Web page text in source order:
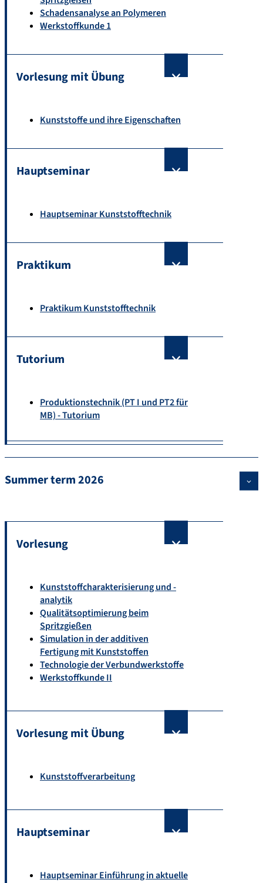
Schadensanalyse an Polymeren
Werkstoffkunde 1
Vorlesung mit Übung
Kunststoffe und ihre Eigenschaften
Hauptseminar
Hauptseminar Kunststofftechnik
Praktikum
Praktikum Kunststofftechnik
Tutorium
Produktionstechnik (PT I und PT2 für
MB) - Tutorium
Summer term 2026
Vorlesung
Kunststoffcharakterisierung und -
analytik
Qualitätsoptimierung beim
Spritzgießen
Simulation in der additiven
Fertigung mit Kunststoffen
Technologie der Verbundwerkstoffe
Werkstoffkunde II
Vorlesung mit Übung
Kunststoffverarbeitung
Hauptseminar
Hauptseminar Einführung in aktuelle